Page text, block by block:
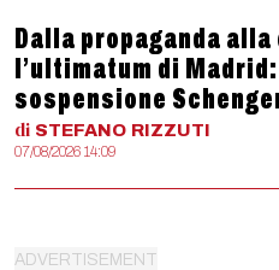
Dalla propaganda
l’ultimatum di
sospensione
di STEFANO RIZZUTI
07/08/2026 14:09